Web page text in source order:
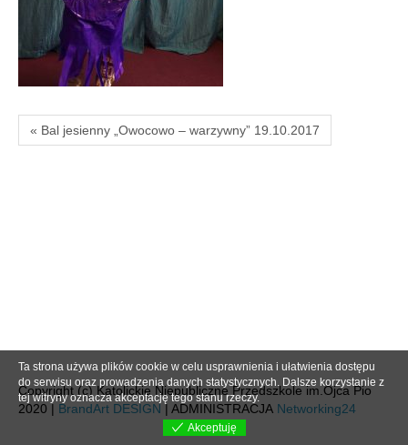
« Bal jesienny „Owocowo – warzywny” 19.10.2017
Copyright (c) Katolickie Niepubliczne Przedszkole im.Ojca Pio
2020 | BrandArt DESIGN | ADMINISTRACJA Networking24
Ta strona używa plików cookie w celu usprawnienia i ułatwienia dostępu
do serwisu oraz prowadzenia danych statystycznych. Dalsze korzystanie z
tej witryny oznacza akceptację tego stanu rzeczy.
Akceptuję